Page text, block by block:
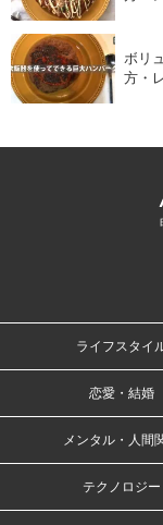
ボリ
方・
ライフスタイ
恋愛・結婚
メンタル・人間
テクノロジー